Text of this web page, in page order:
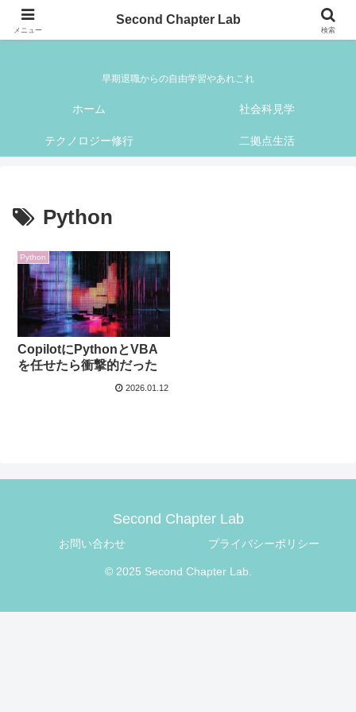
Second Chapter Lab
早期退職からの自由学習やあれこれ
ホーム 社会科見学
テクノロジー修行 二拠点生活
Python
Python
CopilotにPythonとVBA
を任せたら衝撃的だった
2026.01.12
Second Chapter Lab
お問い合わせ プライバシーポリシー
© 2025 Second Chapter Lab.
メニュー
Second Chapter Lab
検索